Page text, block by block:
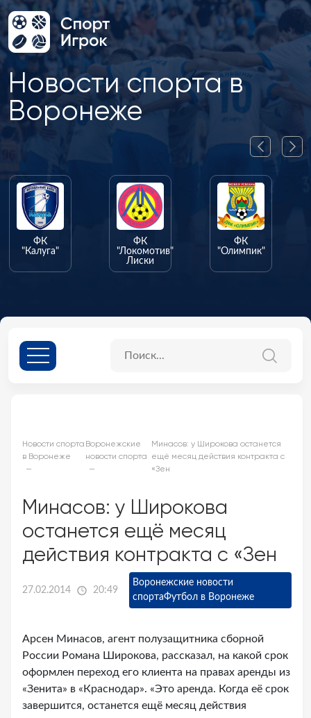
Новости спорта в
Воронеже
ФК
"Калуга"
ФК
"Локомотив"
Лиски
ФК
"Олимпик"
Новости спорта
в Воронеже
Воронежские
новости спорта
Минасов: у Широкова останется
ещё месяц действия контракта с
«Зен
Минасов: у Широкова
останется ещё месяц
действия контракта с «Зен
27.02.2014 20:49
Воронежские новости
спортаФутбол в Воронеже
Арсен Минасов, агент полузащитника сборной
России Романа Широкова, рассказал, на какой срок
оформлен переход его клиента на правах аренды из
«Зенита» в «Краснодар». «Это аренда. Когда её срок
завершится, останется ещё месяц действия